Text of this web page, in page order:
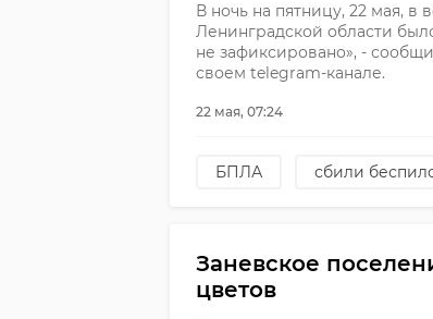
В ночь на пятницу, 22 мая, в
Ленинградской области
не зафиксировано», -
своем telegram-канале.
22 мая, 07:24
БПЛА сбили
Заневское
цветов